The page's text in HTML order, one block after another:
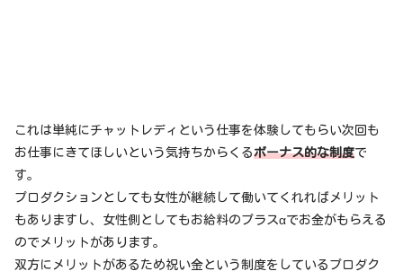
これは単純にチャットレディという仕事を体験してもらい次回も
お仕事にきてほしいという気持ちからくるボーナス的な制度で
す。
プロダクションとしても女性が継続して働いてくれればメリット
もありますし、女性側としてもお給料のプラスαでお金がもらえる
のでメリットがあります。
双方にメリットがあるため祝い金という制度をしているプロダク